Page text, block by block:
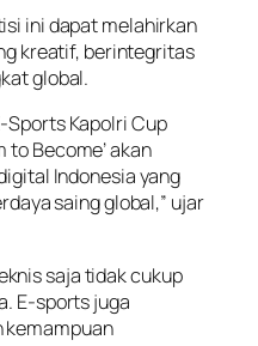
ini dapat melahirkan
kreatif, berintegritas
global.
Sports Kapolri Cup
to Become’ akan
Indonesia yang
saing global,” ujar
saja tidak cukup
E-sports juga
kemampuan